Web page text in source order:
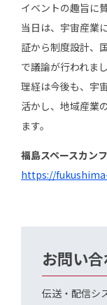
イベントの趣旨に
当日は、宇宙産業
証から制度設計、
で議論が行われまし
理経は今後も、宇
活かし、地域産業
ます。
福島スペースカン
https://
お問い
伝送・配信シ